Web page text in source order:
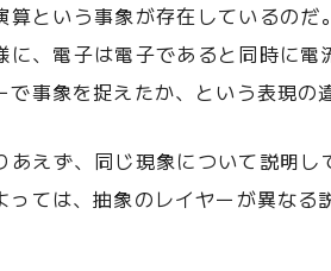
算という事象が存在しているの
に、電子は電子であると同時に
で事象を捉えたか、という表現の
あえず、同じ現象について説明
っては、抽象のレイヤーが異なる